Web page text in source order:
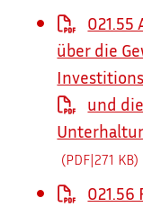
über die
und
(PDF|271 KB)